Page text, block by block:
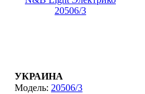
УКРАИНА
20506/3